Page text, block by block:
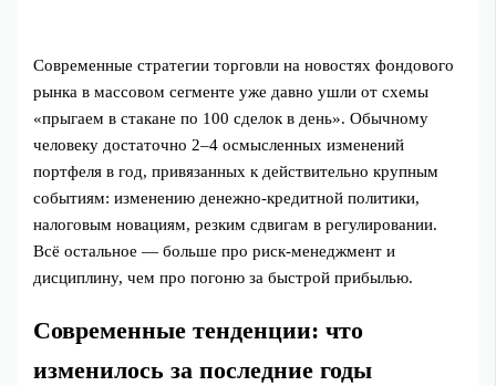
Современные стратегии торговли на новостях фондового
рынка в массовом сегменте уже давно ушли от схемы
«прыгаем в стакане по 100 сделок в день». Обычному
человеку достаточно 2–4 осмысленных изменений
портфеля в год, привязанных к действительно крупным
событиям: изменению денежно‑кредитной политики,
налоговым новациям, резким сдвигам в регулировании.
Всё остальное — больше про риск‑менеджмент и
дисциплину, чем про погоню за быстрой прибылью.
Современные тенденции: что
изменилось за последние годы